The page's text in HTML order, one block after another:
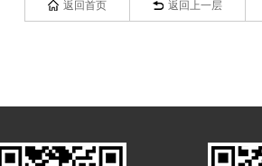
返回首页 返回上一层